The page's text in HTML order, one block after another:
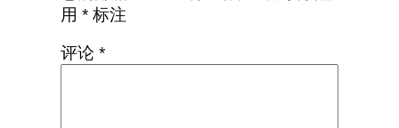
用 *标注
评论 *